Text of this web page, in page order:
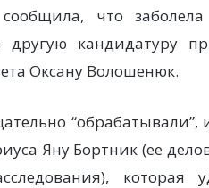
что
другую кандидатуру
Оксану Волошенюк.
Яну Бортник (ее
которая